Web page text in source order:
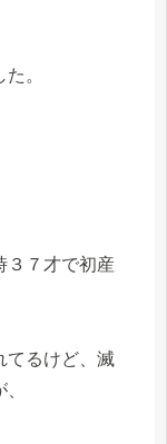
。
３７才で初産
てるけど、滅